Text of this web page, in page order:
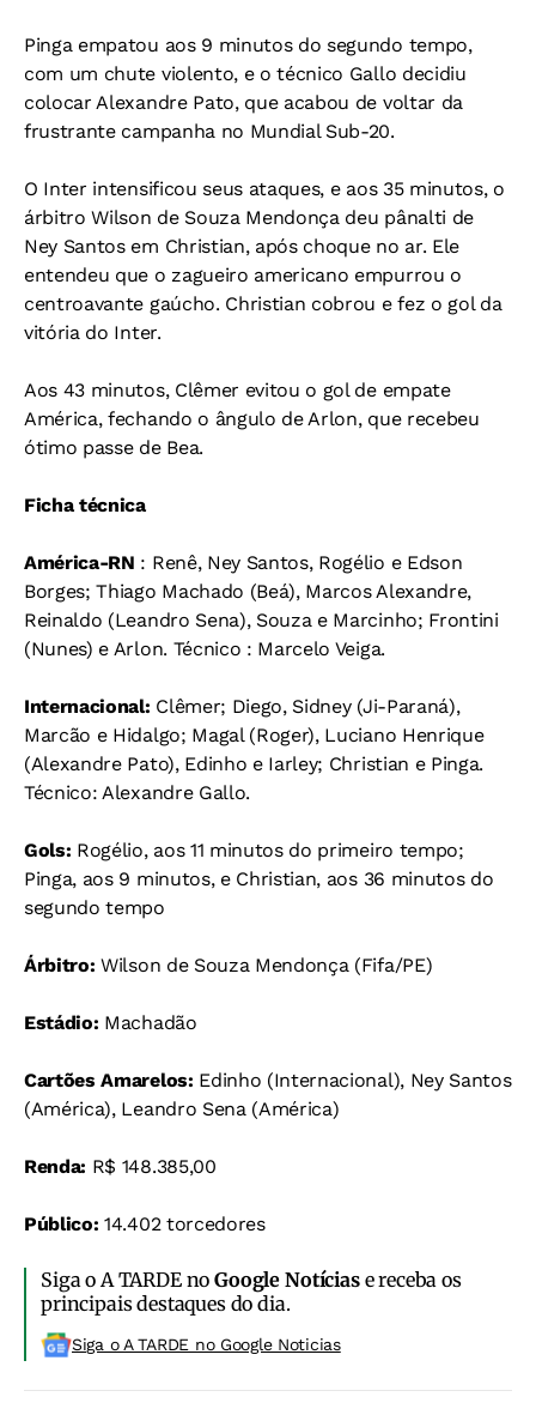
Pinga empatou aos 9 minutos do segundo tempo,
com um chute violento, e o técnico Gallo decidiu
colocar Alexandre Pato, que acabou de voltar da
frustrante campanha no Mundial Sub-20.
O Inter intensificou seus ataques, e aos 35 minutos, o
árbitro Wilson de Souza Mendonça deu pânalti de
Ney Santos em Christian, após choque no ar. Ele
entendeu que o zagueiro americano empurrou o
centroavante gaúcho. Christian cobrou e fez o gol da
vitória do Inter.
Aos 43 minutos, Clêmer evitou o gol de empate
América, fechando o ângulo de Arlon, que recebeu
ótimo passe de Bea.
Ficha técnica
América-RN : Renê, Ney Santos, Rogélio e Edson
Borges; Thiago Machado (Beá), Marcos Alexandre,
Reinaldo (Leandro Sena), Souza e Marcinho; Frontini
(Nunes) e Arlon. Técnico : Marcelo Veiga.
Internacional: Clêmer; Diego, Sidney (Ji-Paraná),
Marcão e Hidalgo; Magal (Roger), Luciano Henrique
(Alexandre Pato), Edinho e Iarley; Christian e Pinga.
Técnico: Alexandre Gallo.
Gols: Rogélio, aos 11 minutos do primeiro tempo;
Pinga, aos 9 minutos, e Christian, aos 36 minutos do
segundo tempo
Árbitro: Wilson de Souza Mendonça (Fifa/PE)
Estádio: Machadão
Cartões Amarelos: Edinho (Internacional), Ney Santos
(América), Leandro Sena (América)
Renda: R$ 148.385,00
Público: 14.402 torcedores
Siga o A TARDE noGoogle Notíciase receba os
principais destaques do dia.
Siga o A TARDE no Google Noticias